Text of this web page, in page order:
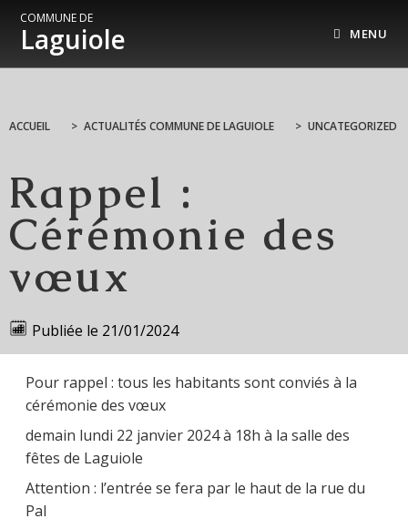
COMMUNE DE
Laguiole MENU
ACCUEIL > ACTUALITÉS COMMUNE DE LAGUIOLE > UNCATEGORIZED
Rappel :
Cérémonie des
vœux
Publiée le 21/01/2024
Pour rappel : tous les habitants sont conviés à la
cérémonie des vœux
demain lundi 22 janvier 2024 à 18h à la salle des
fêtes de Laguiole
Attention : l’entrée se fera par le haut de la rue du
Pal